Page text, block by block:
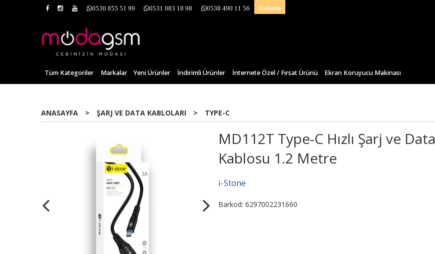
0530 855 51 99 0531 083 18 98 0538 490 11 56 Ödeme
Tüm Kategoriler Markalar Yeni Ürünler İndirimli Ürünler İnternete Özel / Fırsat Ürünü Ekran Koruyucu Makinası
ANASAYFA > ŞARJ VE DATA KABLOLARI > TYPE-C
MD112T Type-C Hızlı Şarj ve Data
Kablosu 1.2 Metre
i-Stone
Barkod: 6297002231660